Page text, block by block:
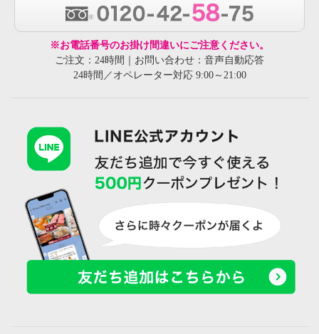
※お電話番号のお掛け間違いにご注意ください。
ご注文：24時間｜お問い合わせ：音声自動応答
24時間／オペレーター対応 9:00～21:00